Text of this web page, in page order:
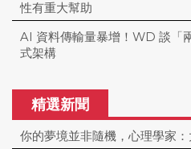
性有重大幫助
AI 資料傳輸量暴增！WD 談「
式架構
精選新聞
你的夢境並非隨機，心理學家：